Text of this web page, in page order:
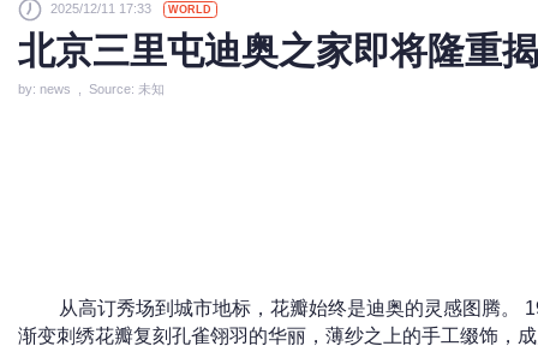
Click
2025/12/11 17:33 WORLD
北京三里屯迪奥之家即将隆重
by: news , Source: 未知
从高订秀场到城市地标，花瓣始终是迪奥的灵感图腾。
渐变刺绣花瓣复刻孔雀翎羽的华丽，薄纱之上的手工缀饰，